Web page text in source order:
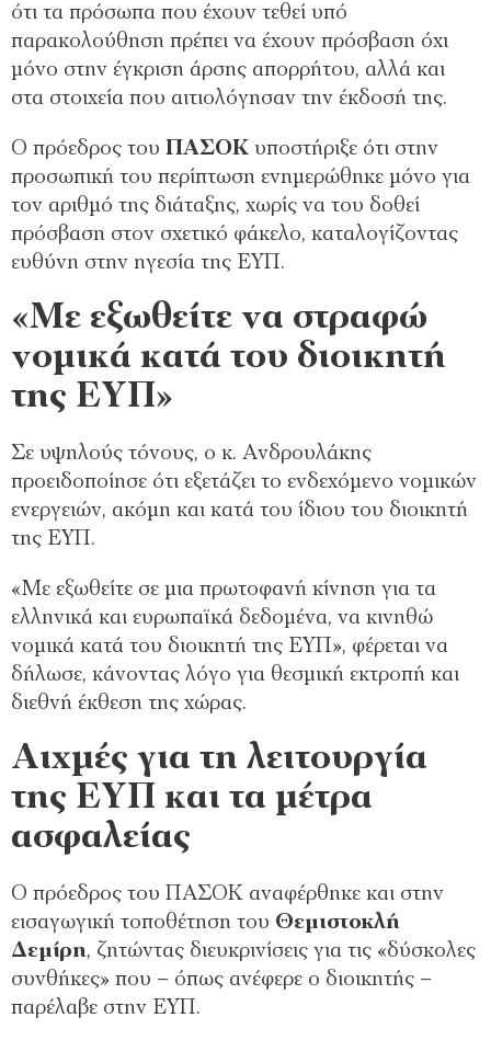
ότι τα πρόσωπα που έχουν τεθεί υπό
παρακολούθηση πρέπει να έχουν πρόσβαση όχι
μόνο στην έγκριση άρσης απορρήτου, αλλά και
στα στοιχεία που αιτιολόγησαν την έκδοσή της.
Ο πρόεδρος του ΠΑΣΟΚ υποστήριξε ότι στην
προσωπική του περίπτωση ενημερώθηκε μόνο για
τον αριθμό της διάταξης, χωρίς να του δοθεί
πρόσβαση στον σχετικό φάκελο, καταλογίζοντας
ευθύνη στην ηγεσία της ΕΥΠ.
«Με εξωθείτε να στραφώ
νομικά κατά του διοικητή
της ΕΥΠ»
Σε υψηλούς τόνους, ο κ. Ανδρουλάκης
προειδοποίησε ότι εξετάζει το ενδεχόμενο νομικών
ενεργειών, ακόμη και κατά του ίδιου του διοικητή
της ΕΥΠ.
«Με εξωθείτε σε μια πρωτοφανή κίνηση για τα
ελληνικά και ευρωπαϊκά δεδομένα, να κινηθώ
νομικά κατά του διοικητή της ΕΥΠ», φέρεται να
δήλωσε, κάνοντας λόγο για θεσμική εκτροπή και
διεθνή έκθεση της χώρας.
Αιχμές για τη λειτουργία
της ΕΥΠ και τα μέτρα
ασφαλείας
Ο πρόεδρος του ΠΑΣΟΚ αναφέρθηκε και στην
εισαγωγική τοποθέτηση του Θεμιστοκλή
Δεμίρη, ζητώντας διευκρινίσεις για τις «δύσκολες
συνθήκες» που – όπως ανέφερε ο διοικητής –
παρέλαβε στην ΕΥΠ.